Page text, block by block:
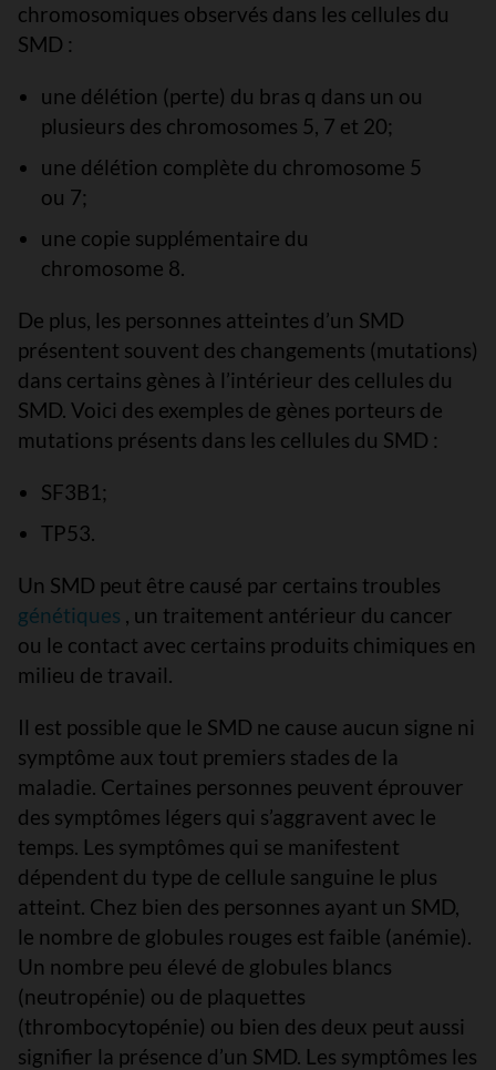
chromosomiques observés dans les cellules du
SMD :
une délétion (perte) du bras q dans un ou
plusieurs des chromosomes 5, 7 et 20;
une délétion complète du chromosome 5
ou 7;
une copie supplémentaire du
chromosome 8.
De plus, les personnes atteintes d’un SMD
présentent souvent des changements (mutations)
dans certains gènes à l’intérieur des cellules du
SMD. Voici des exemples de gènes porteurs de
mutations présents dans les cellules du SMD :
SF3B1;
TP53.
Un SMD peut être causé par certains troubles
génétiques , un traitement antérieur du cancer
ou le contact avec certains produits chimiques en
milieu de travail.
Il est possible que le SMD ne cause aucun signe ni
symptôme aux tout premiers stades de la
maladie. Certaines personnes peuvent éprouver
des symptômes légers qui s’aggravent avec le
temps. Les symptômes qui se manifestent
dépendent du type de cellule sanguine le plus
atteint. Chez bien des personnes ayant un SMD,
le nombre de globules rouges est faible (anémie).
Un nombre peu élevé de globules blancs
(neutropénie) ou de plaquettes
(thrombocytopénie) ou bien des deux peut aussi
signifier la présence d’un SMD. Les symptômes les